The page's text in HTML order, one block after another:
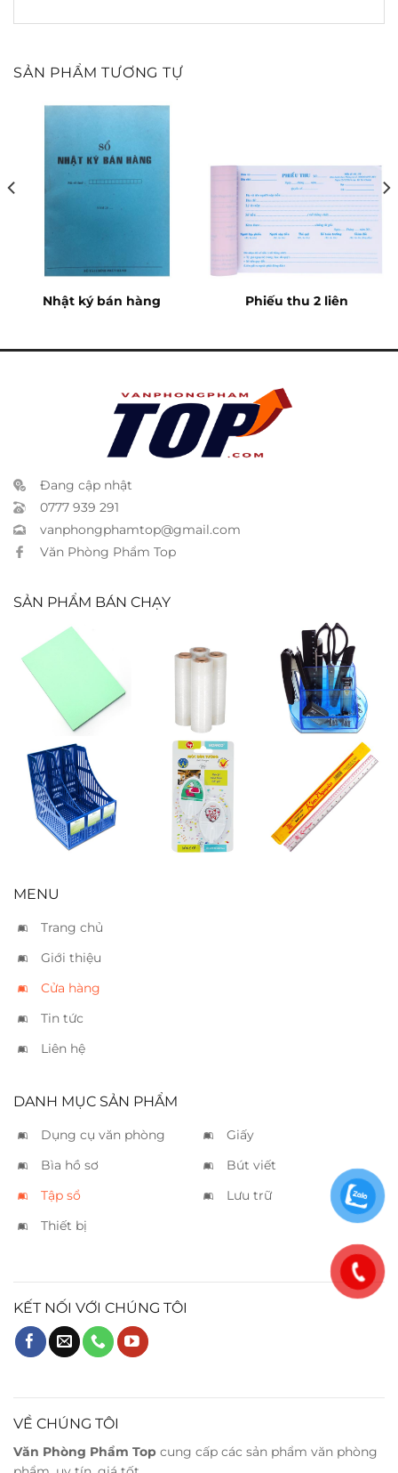
SẢN PHẨM TƯƠNG TỰ
Nhật ký bán hàng Phiếu thu 2 liên
Đang cập nhật
0777 939 291
vanphongphamtop@gmail.com
Văn Phòng Phẩm Top
SẢN PHẨM BÁN CHẠY
Giấy bìa A4
Film quấn
Hộp bút Xukiva
174
Kệ tạp chí 3
ngăn Xukiva
194
Móc dán tường
HPG06
Thước cứng
50cm
MENU
Trang chủ
Giới thiệu
Cửa hàng
Tin tức
Liên hệ
DANH MỤC SẢN PHẨM
Dụng cụ văn phòng
Giấy
Bìa hồ sơ
Bút viết
Tập sổ
Lưu trữ
Thiết bị
KẾT NỐI VỚI CHÚNG TÔI
VỀ CHÚNG TÔI
Văn Phòng Phẩm Top cung cấp các sản phẩm văn phòng